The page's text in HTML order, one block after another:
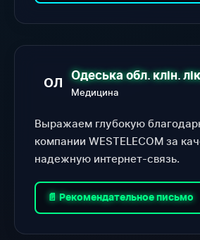
ОЛ
Одеська обл. клін.
Медицина
Выражаем глубокую
компании WESTELECOM за
надежную интернет-связь.
📄 Рекомендательное письмо